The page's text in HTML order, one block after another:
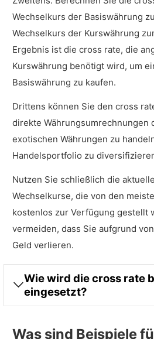
Wechselkurs der Basiswährung
Wechselkurs der Kurswährung
Ergebnis ist die cross rate, die
Kurswährung benötigt wird, um
Basiswährung zu kaufen.
Drittens können Sie den cross
direkte Währungsumrechnungen
exotischen Währungen zu
Handelsportfolio zu
Nutzen Sie schließlich die
Wechselkurse, die von den
kostenlos zur Verfügung gestellt
vermeiden, dass Sie aufgrund
Geld verlieren.
Wie wird die cross rate
eingesetzt?
Was sind Beispiele